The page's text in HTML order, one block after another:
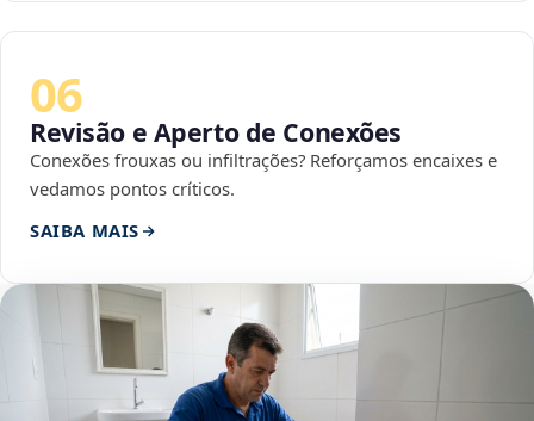
06
Revisão e Aperto de Conexões
Conexões frouxas ou infiltrações? Reforçamos encaixes e
vedamos pontos críticos.
SAIBA MAIS